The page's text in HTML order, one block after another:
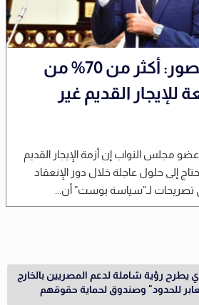
خاص|ايهاب منصور: أكثر من 70% من
للإيجار القديم غير
مجلس النواب إن أزمة الإيجار القديم
إلى حلول عاجلة خلال دور الإنعقاد
لـ”سياسة بوست” أن...
يطرح رؤية شاملة لدعم المصريين بالخارج
للحدود" وصندوق لحماية حقوقهم